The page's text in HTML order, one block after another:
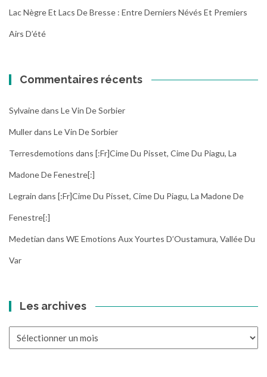
Lac Nègre Et Lacs De Bresse : Entre Derniers Névés Et Premiers
Airs D’été
Commentaires récents
Sylvainedans Le Vin De Sorbier
Mullerdans Le Vin De Sorbier
Terresdemotions dans [:fr]Cime Du Pisset, Cime Du Piagu, La
Madone De Fenestre[:]
Legrain dans [:fr]Cime Du Pisset, Cime Du Piagu, La Madone De
Fenestre[:]
Medetian dans WE Emotions Aux Yourtes D’Oustamura, Vallée Du
Var
Les archives
Les